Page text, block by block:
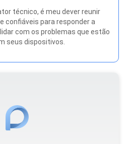
técnico, é meu dever reunir
confiáveis ​​para responder a
com os problemas que estão
seus dispositivos.